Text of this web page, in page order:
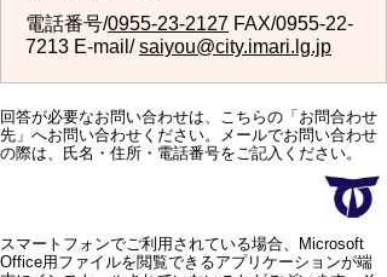
電話番号/0955-23-2127 FAX/0955-22-
7213 E-mail/saiyou@city.imari.lg.jp
回答が必要なお問い合わせは、こちらの「お問合わせ
先」へお問い合わせください。メールでお問い合わせ
の際は、氏名・住所・電話番号をご記入ください。
スマートフォンでご利用されている場合、Microsoft
Office用ファイルを閲覧できるアプリケーションが端